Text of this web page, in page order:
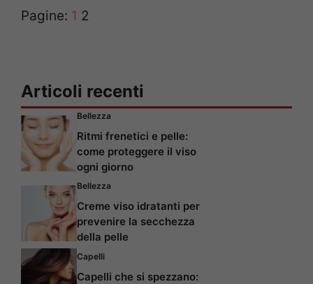
Pagine: 1 2
Articoli recenti
Bellezza
Ritmi frenetici e pelle:
come proteggere il viso
ogni giorno
Bellezza
Creme viso idratanti per
prevenire la secchezza
della pelle
Capelli
Capelli che si spezzano: